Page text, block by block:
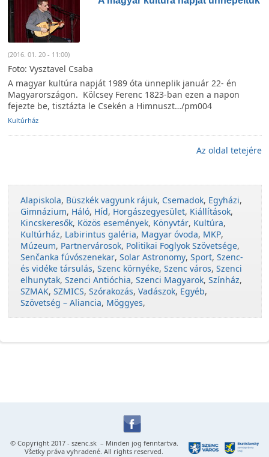
(2016. 01. 20 - 11:00)
Foto: Vysztavel Csaba
A magyar kultúra napját 1989 óta ünneplik január 22- én
Magyarországon. Kölcsey Ferenc 1823-ban ezen a napon
fejezte be, tisztázta le Csekén a Himnuszt…/pm004
Kultúrház
Az oldal tetejére
Alapiskola, Büszkék vagyunk rájuk, Csemadok, Egyházi,
Gimnázium, Háló, Híd, Horgászegyesület, Kiállítások,
Kincskeresők, Közös események, Könyvtár, Kultúra,
Kultúrház, Labirintus galéria, Magyar óvoda, MKP,
Múzeum, Partnervárosok, Politikai Foglyok Szövetsége,
Senčanka fúvószenekar, Solar Astronomy, Sport, Szenc-
és vidéke társulás, Szenc környéke, Szenc város, Szenci
elhunytak, Szenci Antióchia, Szenci Magyarok, Színház,
SZMAK, SZMICS, Szórakozás, Vadászok, Egyéb,
Szövetség – Aliancia, Möggyes,
© Copyright 2017 - szenc.sk– Minden jog fenntartva.
Všetky práva vyhradené. All rights reserved.